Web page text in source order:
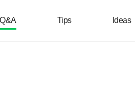
Q&A Tips Ideas